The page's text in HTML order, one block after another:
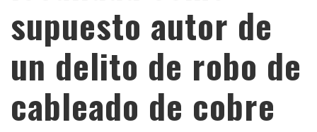
supuesto autor de
un delito de robo de
cableado de cobre